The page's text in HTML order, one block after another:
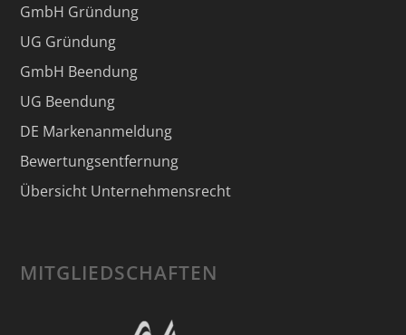
GmbH Gründung
UG Gründung
GmbH Beendung
UG Beendung
DE Markenanmeldung
Bewertungsentfernung
Übersicht Unternehmensrecht
MITGLIEDSCHAFTEN